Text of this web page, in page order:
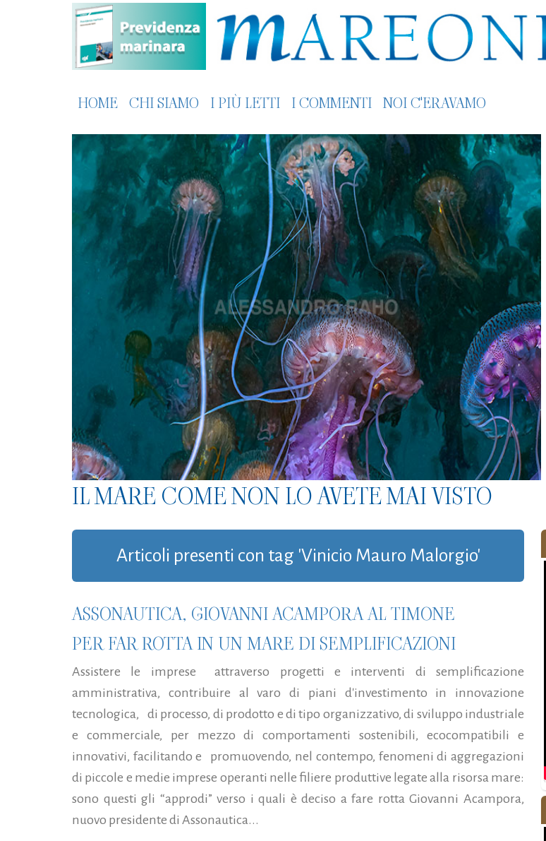
HOME CHI SIAMO I PIÙ LETTI I COMMENTI NOI C'ERAVAMO
IL MARE COME NON LO AVETE MAI VISTO
Articoli presenti con tag 'Vinicio Mauro Malorgio'
ASSONAUTICA, GIOVANNI ACAMPORA AL TIMONE
PER FAR ROTTA IN UN MARE DI SEMPLIFICAZIONI
Assistere le imprese attraverso progetti e interventi di semplificazione
amministrativa, contribuire al varo di piani d'investimento in innovazione
tecnologica, di processo, di prodotto e di tipo organizzativo, di sviluppo industriale
e commerciale, per mezzo di comportamenti sostenibili, ecocompatibili e
innovativi, facilitando e promuovendo, nel contempo, fenomeni di aggregazioni
di piccole e medie imprese operanti nelle filiere produttive legate alla risorsa mare:
sono questi gli “approdi” verso i quali è deciso a fare rotta Giovanni Acampora,
nuovo presidente di Assonautica...